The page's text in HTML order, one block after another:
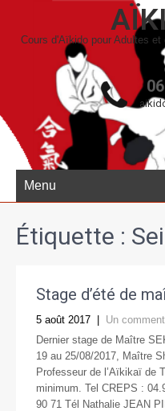
Cours d'Aïkido pour Adultes
Menu
Étiquette :
Stage d’été de
5 août 2017 Un
Dernier stage de Maître
19 au 25/08/2017, Maître
Professeur de l’Aïkikaï de
minimum. Tel CREPS :
90 71 Tél Nathalie JEAN